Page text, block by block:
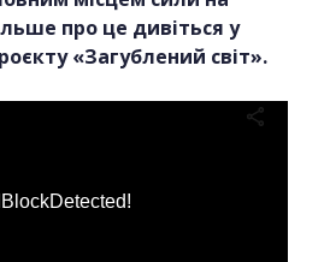
про це дивіться у
«Загублений світ».